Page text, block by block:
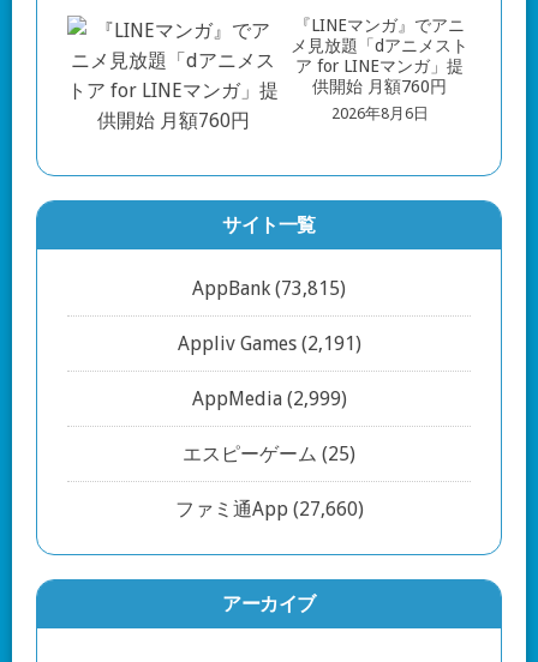
『LINEマンガ』でアニ
メ見放題「dアニメスト
ア for LINEマンガ」提
供開始 月額760円
2026年8月6日
サイト一覧
AppBank (73,815)
Appliv Games(2,191)
AppMedia(2,999)
エスピーゲーム (25)
ファミ通App(27,660)
アーカイブ